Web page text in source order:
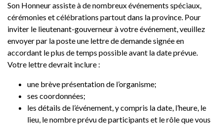
Son Honneur assiste à de nombreux événements spéciaux,
cérémonies et célébrations partout dans la province. Pour
inviter le lieutenant-gouverneur à votre événement, veuillez
envoyer par la poste une lettre de demande signée en
accordant le plus de temps possible avant la date prévue.
Votre lettre devrait inclure :
une brève présentation de l’organisme;
ses coordonnées;
les détails de l’événement, y compris la date, l’heure, le
lieu, le nombre prévu de participants et le rôle que vous